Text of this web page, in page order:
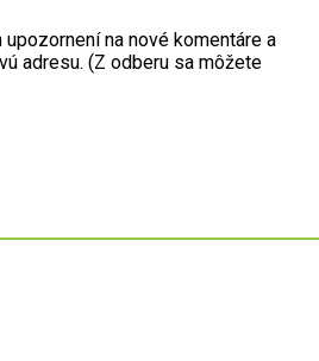
na nové komentáre a
adresu. (Z odberu sa môžete